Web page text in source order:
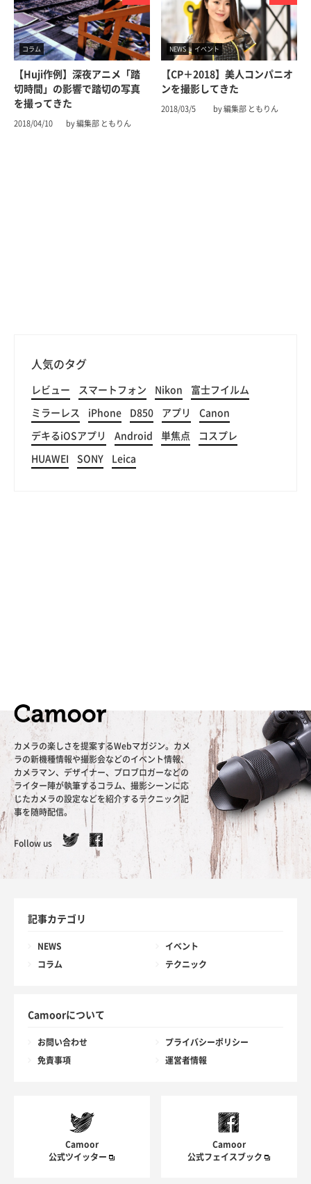
コラム
【Huji作例】深夜アニメ「踏
切時間」の影響で踏切の写真
を撮ってきた
2018/04/10 by 編集部 ともりん
NEWS イベント
【CP＋2018】美人コンパニオ
ンを撮影してきた
2018/03/5 by 編集部 ともりん
人気のタグ
レビュー スマートフォン Nikon 富士フイルム
ミラーレス iPhone D850 アプリ Canon
デキるiOSアプリ Android 単焦点 コスプレ
HUAWEI SONY Leica
カメラの楽しさを提案するWebマガジン。カメ
ラの新機種情報や撮影会などのイベント情報、
カメラマン、デザイナー、プロブロガーなどの
ライター陣が執筆するコラム、撮影シーンに応
じたカメラの設定などを紹介するテクニック記
事を随時配信。
Follow us
記事カテゴリ
NEWS イベント
コラム テクニック
Camoorについて
お問い合わせ プライバシーポリシー
免責事項 運営者情報
Camoor
公式ツイッター
Camoor
公式フェイスブック